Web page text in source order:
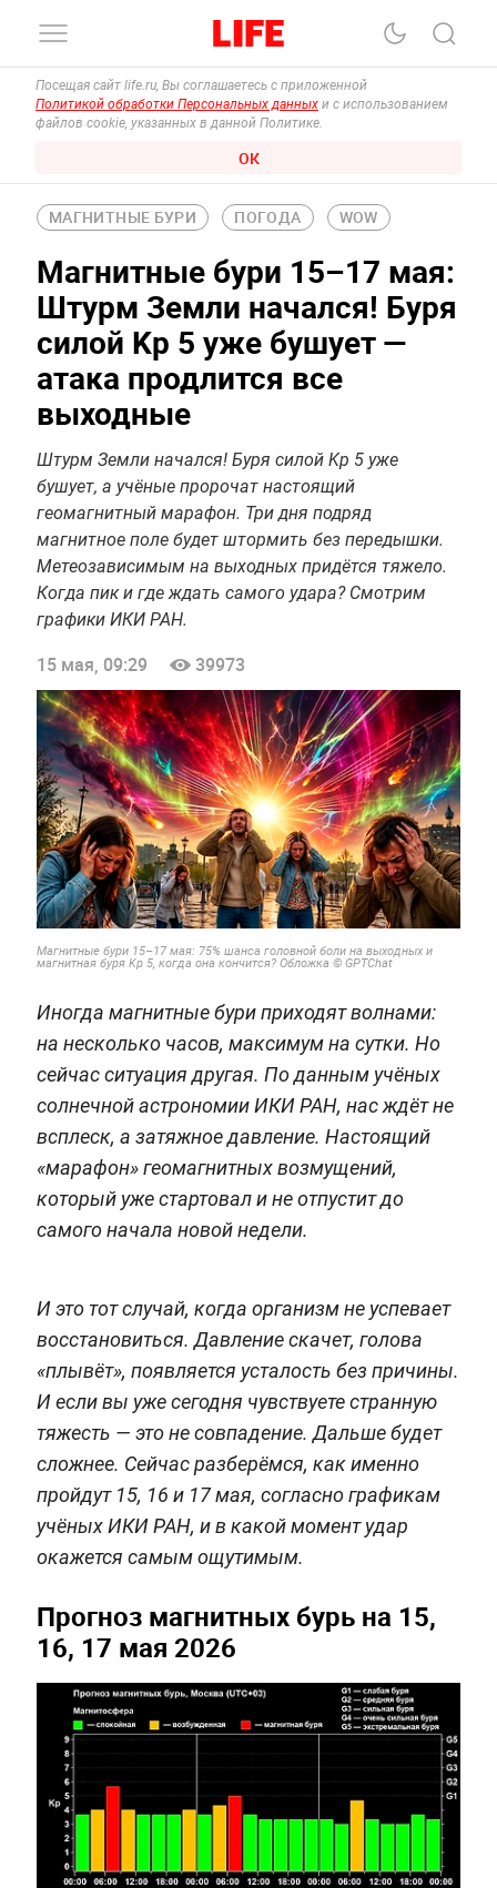
Посещая сайт life.ru, Вы соглашаетесь с приложенной
Политикой обработки Персональных данных и с использованием
файлов cookie, указанных в данной Политике.
ОК
МАГНИТНЫЕ БУРИ ПОГОДА WOW
Магнитные бури 15–17 мая:
Штурм Земли начался! Буря
силой Kp 5 уже бушует —
атака продлится все
выходные
Штурм Земли начался! Буря силой Kp 5 уже
бушует, а учёные пророчат настоящий
геомагнитный марафон. Три дня подряд
магнитное поле будет штормить без передышки.
Метеозависимым на выходных придётся тяжело.
Когда пик и где ждать самого удара? Смотрим
графики ИКИ РАН.
15 мая, 09:29 39973
Магнитные бури 15–17 мая: 75% шанса головной боли на выходных и
магнитная буря Kp 5, когда она кончится? Обложка © GPTChat
Иногда магнитные бури приходят волнами:
на несколько часов, максимум на сутки. Но
сейчас ситуация другая. По данным учёных
солнечной астрономии ИКИ РАН, нас ждёт не
всплеск, а затяжное давление. Настоящий
«марафон» геомагнитных возмущений,
который уже стартовал и не отпустит до
самого начала новой недели.
И это тот случай, когда организм не успевает
восстановиться. Давление скачет, голова
«плывёт», появляется усталость без причины.
И если вы уже сегодня чувствуете странную
тяжесть — это не совпадение. Дальше будет
сложнее. Сейчас разберёмся, как именно
пройдут 15, 16 и 17 мая, согласно графикам
учёных ИКИ РАН, и в какой момент удар
окажется самым ощутимым.
Прогноз магнитных бурь на 15,
16, 17 мая 2026